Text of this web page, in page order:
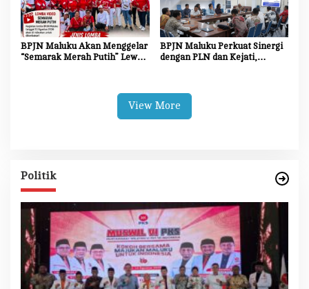
BPJN Maluku Akan Menggelar
“Semarak Merah Putih” Lewat
BPJN Maluku Perkuat Sinergi
dengan PLN dan Kejati,
View More
Politik